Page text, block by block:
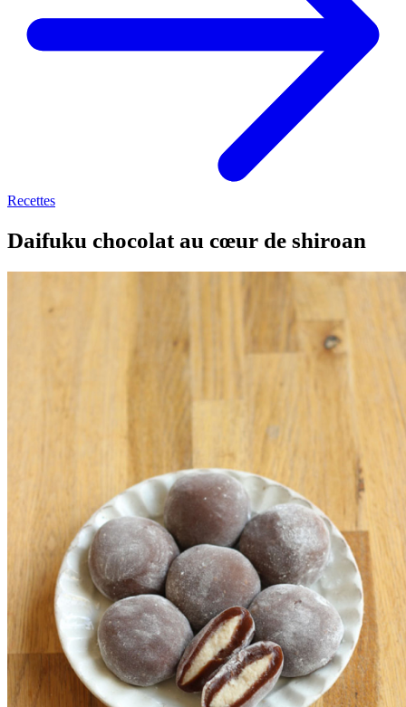
Recettes
Daifuku chocolat au cœur de shiroan